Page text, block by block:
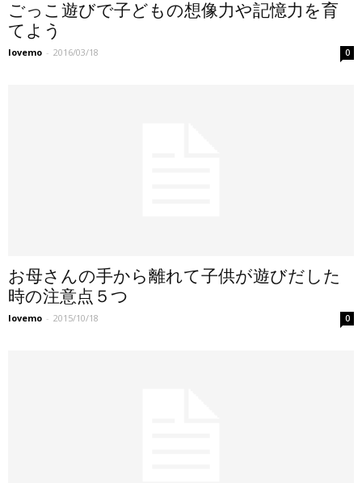
ごっこ遊びで子どもの想像力や記憶力を育
てよう
lovemo - 2016/03/18 0
お母さんの手から離れて子供が遊びだした
時の注意点５つ
lovemo - 2015/10/18 0